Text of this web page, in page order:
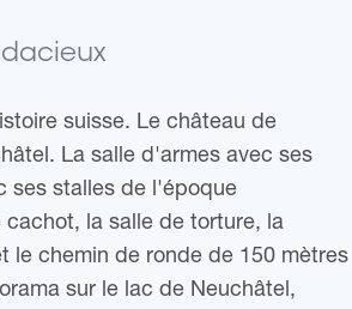
suisse. Le château de
La salle d'armes avec ses
ses stalles de l'époque
la salle de torture, la
le chemin de ronde de 150 mètres
sur le lac de Neuchâtel,